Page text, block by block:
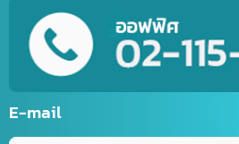
流动应用程式开发服务
各类网络营销（Online Marketing）第一名
平面设计服务
IT业务咨询服务、营销
公司注册服务